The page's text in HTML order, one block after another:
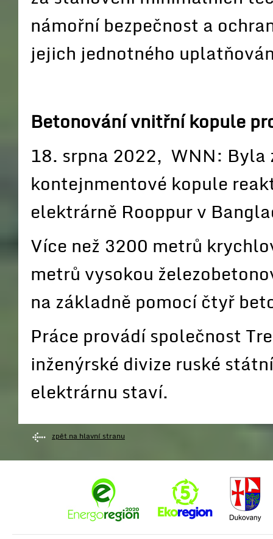
námořní bezpečnost a
jejich jednotného
Betonování vnitřní kopule
18. srpna 2022, WNN:
kontejnmentové kopule
elektrárně Rooppur v
Více než 3200 metrů
metrů vysokou
na základně pomocí čtyř
Práce provádí společnost
inženýrské divize ruské
elektrárnu staví.
zpět na hlavní stranu